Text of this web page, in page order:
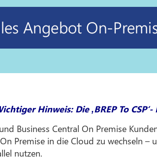
Hinweis: Die ‚BREP To
Business Central On Premise
Premise in die Cloud zu wechseln
nutzen.